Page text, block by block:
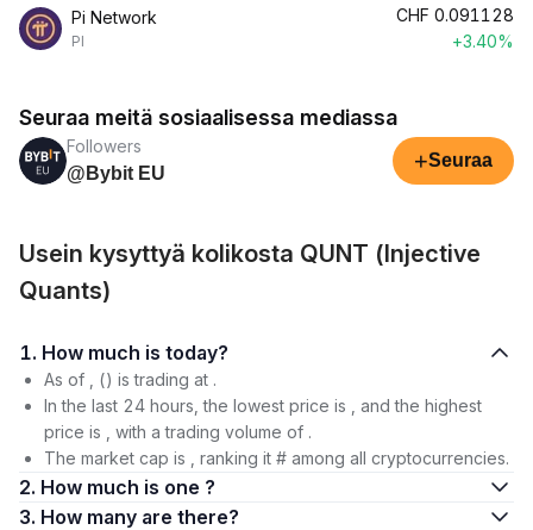
Pi Network
PI
CHF 0.091128
+3.40%
Seuraa meitä sosiaalisessa mediassa
Followers
@Bybit EU
+Seuraa
Usein kysyttyä kolikosta QUNT (Injective
Quants)
1. How much is today?
As of , () is trading at .
In the last 24 hours, the lowest price is , and the highest
price is , with a trading volume of .
The market cap is , ranking it # among all cryptocurrencies.
2. How much is one ?
3. How many are there?